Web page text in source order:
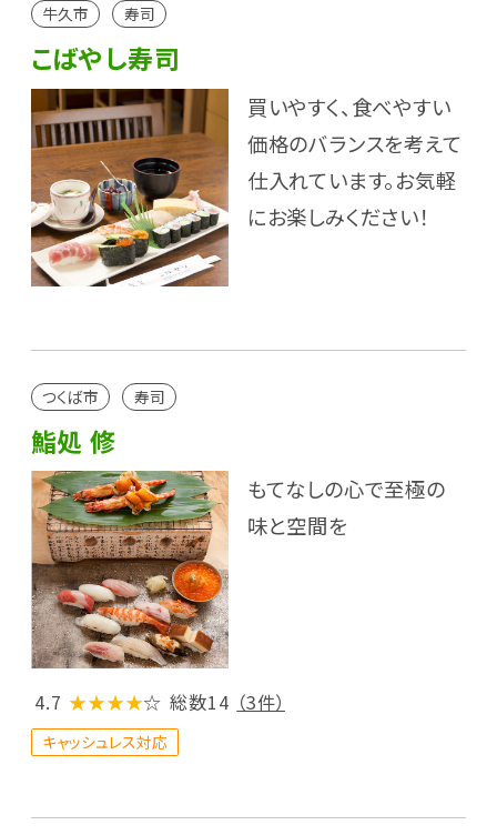
牛久市 寿司
こばやし寿司
買いやすく、食べやすい
価格のバランスを考えて
仕入れています。お気軽
にお楽しみください！
つくば市 寿司
鮨処 修
もてなしの心で至極の
味と空間を
4.7 ★★★★☆ 総数14 （3件）
キャッシュレス対応